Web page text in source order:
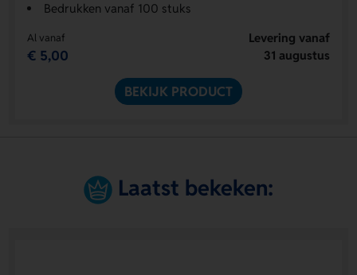
Bedrukken vanaf 100 stuks
Al vanaf
€ 5,00
Levering vanaf
31 augustus
BEKIJK PRODUCT
Laatst bekeken: